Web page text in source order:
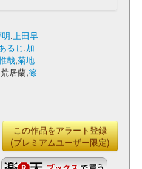
,上田早
るじ,加
哉,菊地
居蘭,篠
この作品をアラート登録
(プレミアムユーザー限定)